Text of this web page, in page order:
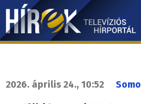
Ugrás
tartalomra
Hírek.sk
navigáció
2026. április 24., 10:52